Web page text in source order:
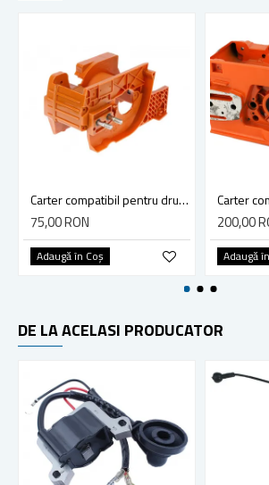
Carter compatibil pentru drujba Husqvarna 136, 137,141, 142
75,00 RON
Adaugă în Coş
200,00
Adaugă
DE LA ACELASI PRODUCATOR